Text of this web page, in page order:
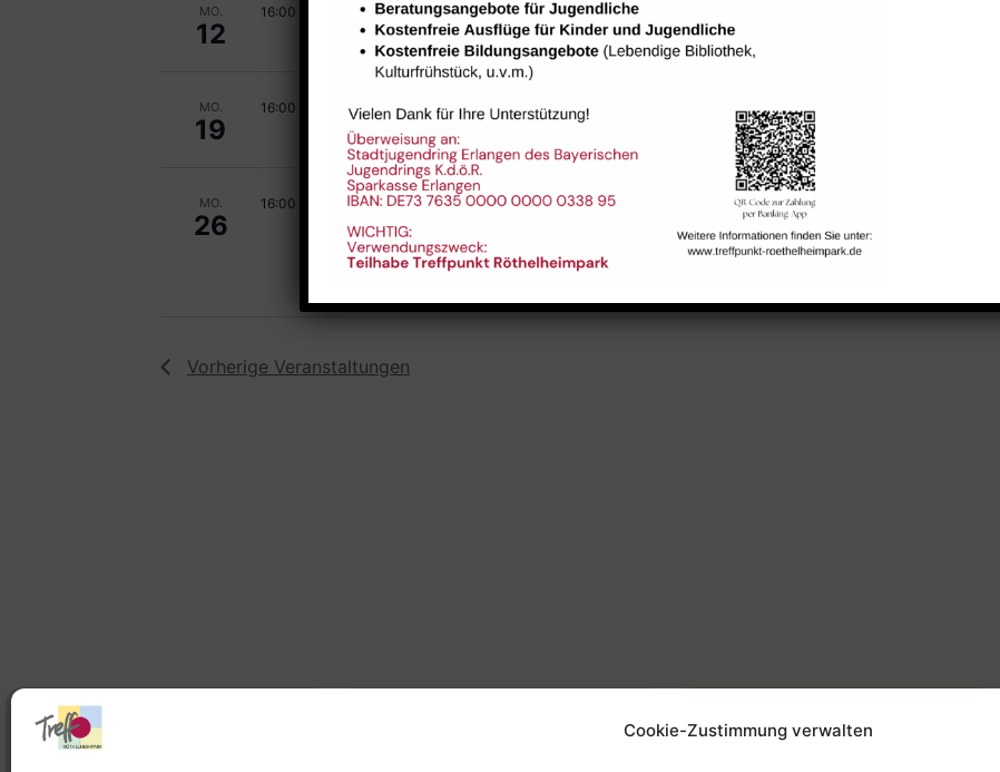
Cookie-Zustimmung verwalten
MO.
12
16:00
Sputnik e.V. – Vereinigung russischsprachiger Familien mit
Kindern mit Beeinträchtigungen in Deutschland
MO.
19
16:00
Sputnik e.V. – Vereinigung russischsprachiger Familien mit
Kindern mit Beeinträchtigungen in Deutschland
MO.
26
16:00
Sputnik e.V. – Vereinigung russischsprachiger Familien mit
Kindern mit Beeinträchtigungen in Deutschland
Vorherige Veranstaltungen
Stadtteilhaus
Offene Kinderarbeit -